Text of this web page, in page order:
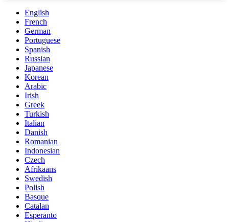
English
French
German
Portuguese
Spanish
Russian
Japanese
Korean
Arabic
Irish
Greek
Turkish
Italian
Danish
Romanian
Indonesian
Czech
Afrikaans
Swedish
Polish
Basque
Catalan
Esperanto